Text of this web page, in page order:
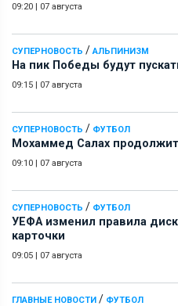
09:20 | 07 августа
СУПЕРНОВОСТЬ / АЛЬПИНИЗМ
На пик Победы будут
09:15 | 07 августа
СУПЕРНОВОСТЬ / ФУТБОЛ
Мохаммед Салах
09:10 | 07 августа
СУПЕРНОВОСТЬ / ФУТБОЛ
УЕФА изменил правила
карточки
09:05 | 07 августа
ГЛАВНЫЕ НОВОСТИ / ФУТБОЛ